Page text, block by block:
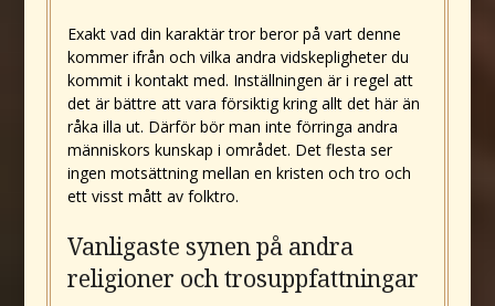
Exakt vad din karaktär tror beror på vart denne
kommer ifrån och vilka andra vidskepligheter du
kommit i kontakt med. Inställningen är i regel att
det är bättre att vara försiktig kring allt det här än
råka illa ut. Därför bör man inte förringa andra
människors kunskap i området. Det flesta ser
ingen motsättning mellan en kristen och tro och
ett visst mått av folktro.
Vanligaste synen på andra
religioner och trosuppfattningar